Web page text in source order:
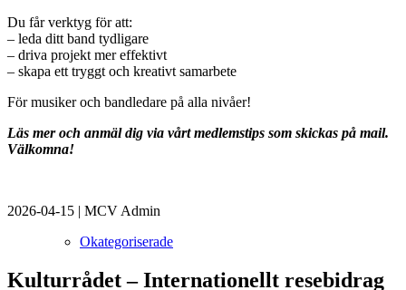
Du får verktyg för att:
– leda ditt band tydligare
– driva projekt mer effektivt
– skapa ett tryggt och kreativt samarbete
För musiker och bandledare på alla nivåer!
Läs mer och anmäl dig via vårt medlemstips som skickas på mail.
Välkomna!
2026-04-15 | MCV Admin
Okategoriserade
Kulturrådet – Internationellt resebidrag